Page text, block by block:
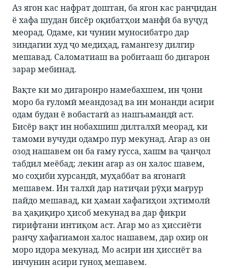
Аз ягон кас нафрат доштан, ба ягон кас ранҷидан
ё хафа шудан бисёр оқибатҳои манфӣ ба вуҷуд
меорад. Одаме, ки чунин муносибатро дар
зиндагии худ ҷо медиҳад, ғамангезу дилгир
мешавад. Саломатиаш ва робитааш бо дигарон
зарар мебинад.
Вақте ки мо дигаронро намебахшем, ин ҷони
моро ба ғуломӣ меандозад ва ин монанди асири
одам будан ё вобастагӣ аз нашъамандӣ аст.
Бисёр вақт ин нобахшиш дилталхӣ меорад, ки
тамоми вучуди одамро пур мекунад. Агар аз он
озод нашавем он ба ғаму ғусса, хашм ва ҷанҷол
табдил меёбад; лекин агар аз он халос шавем,
мо соҳиби хурсандӣ, муҳаббат ва ягонагӣ
мешавем. Ин талхӣ дар натиҷаи рӯҳи мағрур
пайдо мешавад, ки ҳамаи хафагиҳои эҳтимолӣ
ва ҳақиқиро ҳисоб мекунад ва дар фикри
гирифтани интиқом аст. Агар мо аз ҳиссиёти
ранҷу хафагиамон халос нашавем, дар охир он
моро идора мекунад. Мо асири ин ҳиссиёт ва
инчунин асири гуноҳ мешавем.